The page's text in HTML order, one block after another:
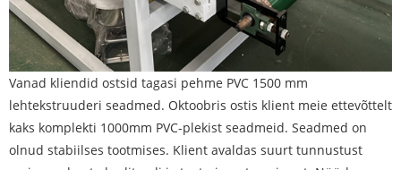
Vanad kliendid ostsid tagasi pehme PVC 1500 mm
lehtekstruuderi seadmed. Oktoobris ostis klient meie ettevõttelt
kaks komplekti 1000mm PVC-plekist seadmeid. Seadmed on
olnud stabiilses tootmises. Klient avaldas suurt tunnustust